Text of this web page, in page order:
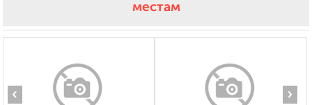
местам
‹ ›